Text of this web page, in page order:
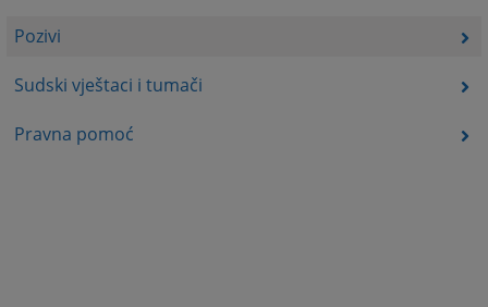
Pozivi
Sudski vještaci i tumači
Pravna pomoć